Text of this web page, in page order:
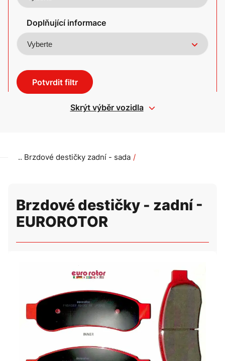
Doplňující informace
Potvrdit filtr
Skrýt výběr vozidla
Brzdové destičky zadní - sada
Brzdové destičky - zadní -
EUROROTOR